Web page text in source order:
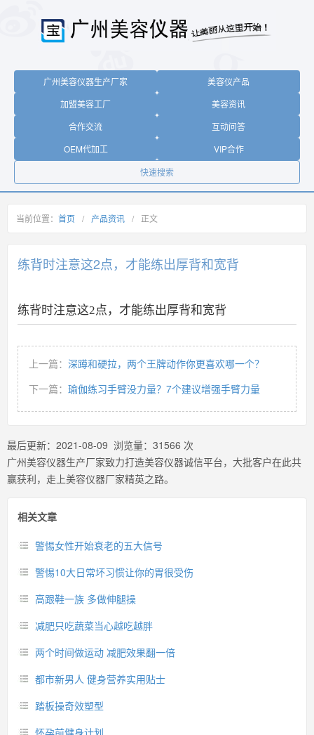
广州美容仪器生产厂家
美容仪产品
加盟美容工厂
美容资讯
合作交流
互动问答
OEM代加工
VIP合作
快速搜索
当前位置： 首页 / 产品资讯 / 正文
练背时注意这2点，才能练出厚背和宽背
练背时注意这2点，才能练出厚背和宽背
上一篇： 深蹲和硬拉，两个王牌动作你更喜欢哪一个？
下一篇： 瑜伽练习手臂没力量？7个建议增强手臂力量
最后更新： 2021-08-09 浏览量： 31566 次
广州美容仪器生产厂家致力打造美容仪器诚信平台，大批客户在此共
赢获利，走上美容仪器厂家精英之路。
相关文章
警惕女性开始衰老的五大信号
警惕10大日常坏习惯让你的胃很受伤
高跟鞋一族 多做伸腿操
减肥只吃蔬菜当心越吃越胖
两个时间做运动 减肥效果翻一倍
都市新男人 健身营养实用贴士
踏板操奇效塑型
怀孕前健身计划